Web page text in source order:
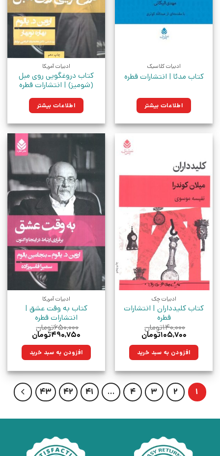
ادبیات کلاسیک
کتاب مدئا | انتشارات قطره
اطلاعات بیشتر
ادبیات آمریکا
کتاب دروغگویی روی مبل
(شومیز) | انتشارات قطره
اطلاعات بیشتر
ادبیات چک
کتاب کلیدداران | انتشارات
قطره
۱۴۰,۰۰۰تومان
قیمت
۱۴۰,۰۰۰تومان
بود.
۱۰۵,۷۰۰تومان
۱۰۵,۷۰۰تومان.افزودن به سبد خرید
ادبیات آمریکا
کتاب به وقت عشق |
انتشارات قطره
۶۵۰,۰۰۰تومان
قیمت
۶۵۰,۰۰۰تومان
بود.
۴۹۰,۷۵۰تومان
۴۹۰,۷۵۰تومان.افزودن به سبد خرید
1
2
3
4
…
41
42
43